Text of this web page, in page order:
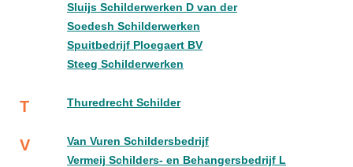
Sluijs Schilderwerken D van der
Soedesh Schilderwerken
Spuitbedrijf Ploegaert BV
Steeg Schilderwerken
T Thuredrecht Schilder
V
Van Vuren Schildersbedrijf
Vermeij Schilders- en Behangersbedrijf L